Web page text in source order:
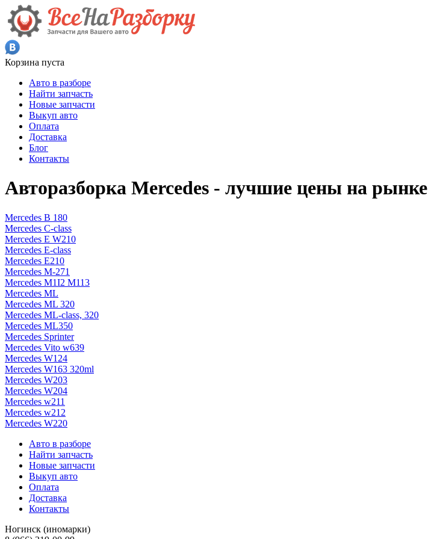
Корзина пуста
Авто в разборе
Найти запчасть
Новые запчасти
Выкуп авто
Оплата
Доставка
Блог
Контакты
Авторазборка Mercedes - лучшие цены на рынке
Mercedes B 180
Mercedes C-class
Mercedes E W210
Mercedes E-class
Mercedes E210
Mercedes M-271
Mercedes M1I2 M113
Mercedes ML
Mercedes ML 320
Mercedes ML-class, 320
Mercedes ML350
Mercedes Sprinter
Mercedes Vito w639
Mercedes W124
Mercedes W163 320ml
Mercedes W203
Mercedes W204
Mercedes w211
Mercedes w212
Mercedes W220
Авто в разборе
Найти запчасть
Новые запчасти
Выкуп авто
Оплата
Доставка
Контакты
Ногинск (иномарки)